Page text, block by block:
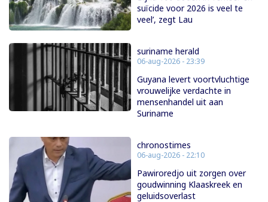
suïcide voor 2026 is veel te
veel’, zegt Lau
suriname herald
06-aug-2026 - 23:39
Guyana levert voortvluchtige
vrouwelijke verdachte in
mensenhandel uit aan
Suriname
chronostimes
06-aug-2026 - 22:10
Pawiroredjo uit zorgen over
goudwinning Klaaskreek en
geluidsoverlast